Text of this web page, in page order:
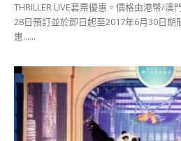
THRILLER LIVE套票優惠。價格由港幣/
28日預訂並於即日起至2017年6月30日
惠......